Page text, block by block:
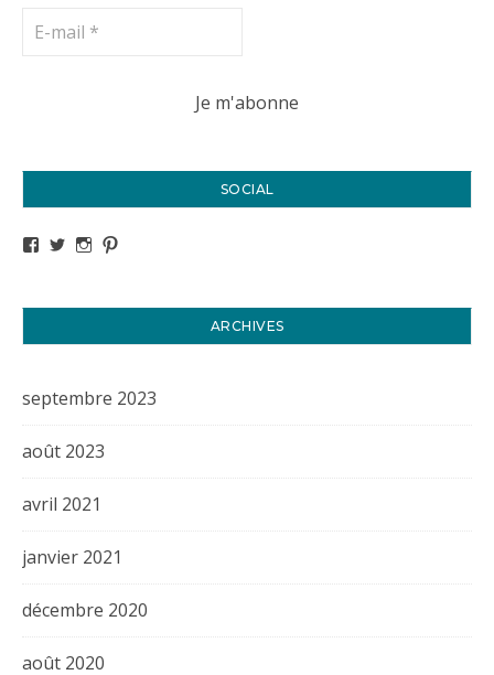
SOCIAL
Voir le profil de titval35 sur Facebook
Voir le profil de titval35 sur Twitter
Voir le profil de titval35 sur Instagram
ARCHIVES
septembre 2023
août 2023
avril 2021
janvier 2021
décembre 2020
août 2020